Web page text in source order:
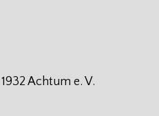
Achtum e. V.